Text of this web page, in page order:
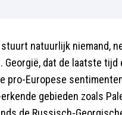
natuurlijk niemand,
Georgië, dat de laatste
pro-Europese
gebieden zoals